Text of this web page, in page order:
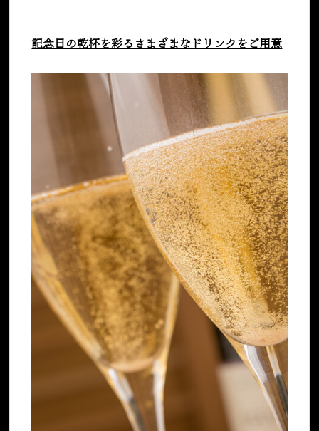
記念日の乾杯を彩るさまざまなドリンクをご用意